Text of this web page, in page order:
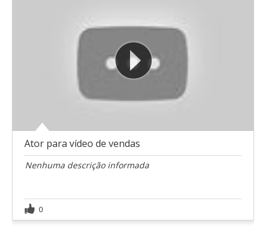
Ator para vídeo de vendas
Nenhuma descrição informada
0